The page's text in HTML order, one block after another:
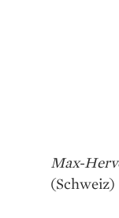
Max-
(Schweiz)